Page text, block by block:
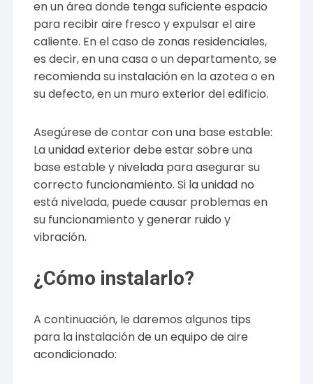
en un área donde tenga suficiente espacio
para recibir aire fresco y expulsar el aire
caliente. En el caso de zonas residenciales,
es decir, en una casa o un departamento, se
recomienda su instalación en la azotea o en
su defecto, en un muro exterior del edificio.
Asegúrese de contar con una base estable:
La unidad exterior debe estar sobre una
base estable y nivelada para asegurar su
correcto funcionamiento. Si la unidad no
está nivelada, puede causar problemas en
su funcionamiento y generar ruido y
vibración.
¿Cómo instalarlo?
A continuación, le daremos algunos tips
para la instalación de un equipo de aire
acondicionado: